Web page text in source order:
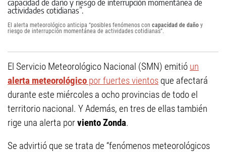
El alerta meteorológico anticipa “posibles fenómenos con capacidad de daño y
riesgo de interrupción momentánea de actividades cotidianas”.
El Servicio Meteorológico Nacional (SMN) emitió un
alerta meteorológico por fuertes vientos que afectará
durante este miércoles a ocho provincias de todo el
territorio nacional. Y Además, en tres de ellas también
rige una alerta porviento Zonda.
Se advirtió que se trata de “fenómenos meteorológicos